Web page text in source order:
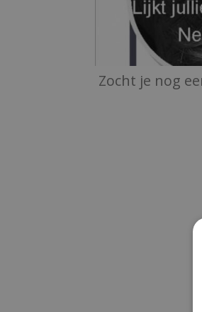
Zocht je nog